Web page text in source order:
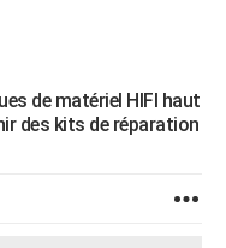
de matériel HIFI haut
des kits de réparation